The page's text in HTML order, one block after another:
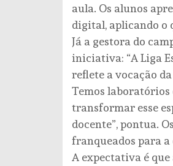
aula. Os alunos
digital, aplicando o
Já a gestora do
iniciativa: “A Liga
reflete a vocação
Temos laboratórios
transformar esse
docente”, pontua.
franqueados para a
A expectativa é